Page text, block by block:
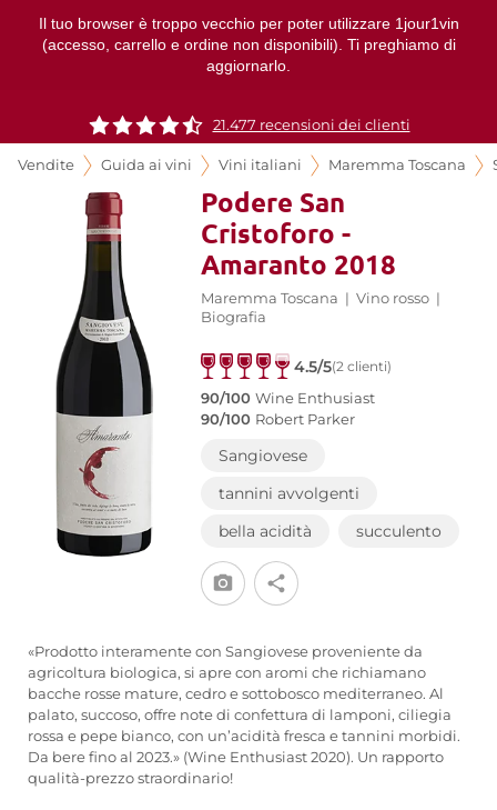
Il tuo browser è troppo vecchio per poter utilizzare 1jour1vin
(accesso, carrello e ordine non disponibili). Ti preghiamo di
aggiornarlo.
21.477 recensioni dei clienti
Vendite Guida ai vini Vini italiani Maremma Toscana
Podere San
Cristoforo -
Amaranto 2018
Maremma Toscana | Vino rosso |
Biografia
4.5/5(2 clienti)
90/100 Wine Enthusiast
90/100 Robert Parker
Sangiovese
tannini avvolgenti
bella acidità
succulento
«Prodotto interamente con Sangiovese proveniente da
agricoltura biologica, si apre con aromi che richiamano
bacche rosse mature, cedro e sottobosco mediterraneo. Al
palato, succoso, offre note di confettura di lamponi, ciliegia
rossa e pepe bianco, con un’acidità fresca e tannini morbidi.
Da bere fino al 2023.» (Wine Enthusiast 2020). Un rapporto
qualità-prezzo straordinario!